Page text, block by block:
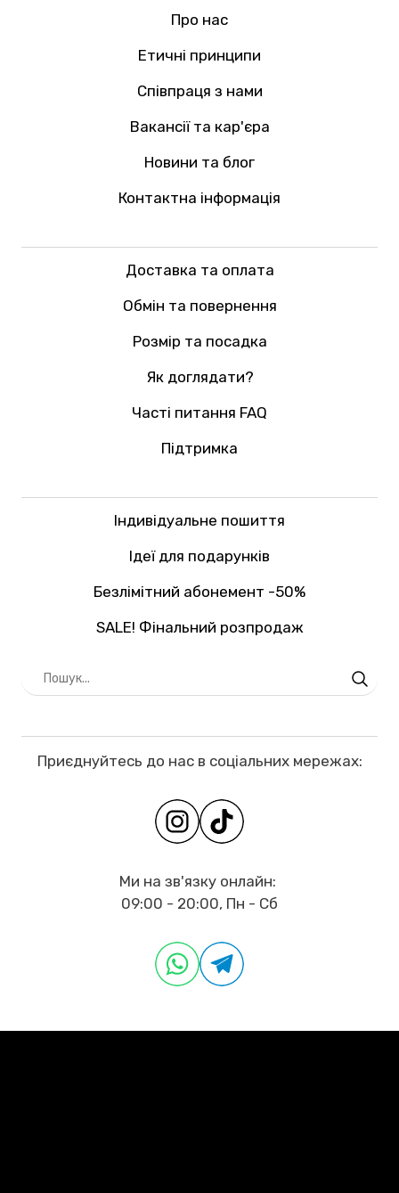
Про нас
Етичні принципи
Співпраця з нами
Вакансії та кар'єра
Новини та блог
Контактна інформація
Доставка та оплата
Обмін та повернення
Розмір та посадка
Як доглядати?
Часті питання FAQ
Підтримка
Індивідуальне пошиття
Ідеї для подарунків
Безлімітний абонемент -50%
SALE! Фінальний розпродаж
Приєднуйтесь до нас в соціальних мережах:
Ми на зв'язку онлайн:
09:00 - 20:00, Пн - Сб